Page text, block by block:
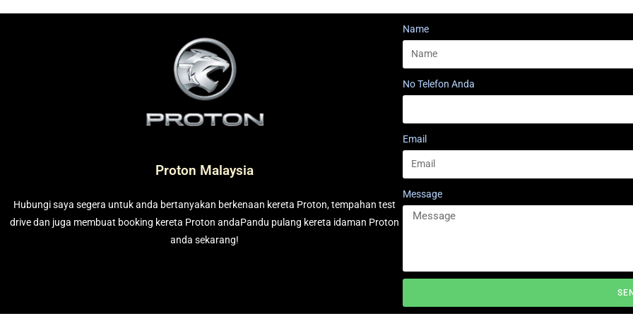
Proton Malaysia
Hubungi saya segera untuk anda bertanyakan berkenaan kereta Proton, tempahan test
drive dan juga membuat booking kereta Proton andaPandu pulang kereta idaman Proton
anda sekarang!
Name
No Telefon Anda
Email
Message